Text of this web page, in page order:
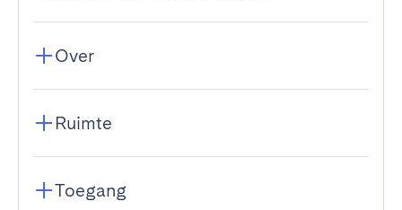
Over
Ruimte
Toegang